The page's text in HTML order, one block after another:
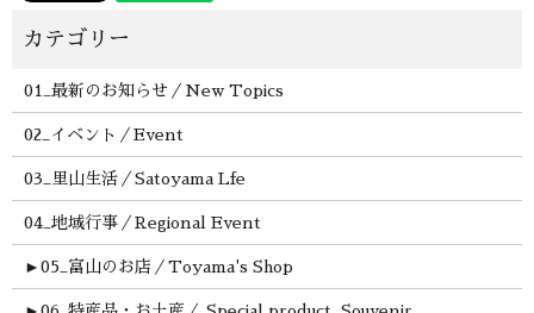
01_最新のお知らせ／New Topics
02_イベント／Event
03_里山生活／Satoyama Lfe
04_地域行事／Regional Event
► 05_富山のお店／Toyama's Shop